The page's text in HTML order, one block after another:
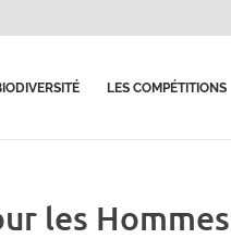
LES COMPÉTITIONS
les